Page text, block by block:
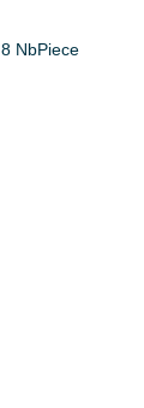
8 NbPiece